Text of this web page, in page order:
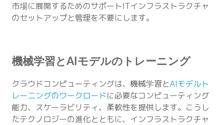
市場に展開するためのサポートITインフラストラクチャ
のセットアップと管理を不要にします。
機械学習とAIモデルのトレーニング
クラウドコンピューティングは、機械学習とAIモデルト
レーニングのワークロードに必要なコンピューティング
能力、スケーラビリティ、柔軟性を提供します。こうし
たテクノロジーの進化とともに、インフラストラクチャ